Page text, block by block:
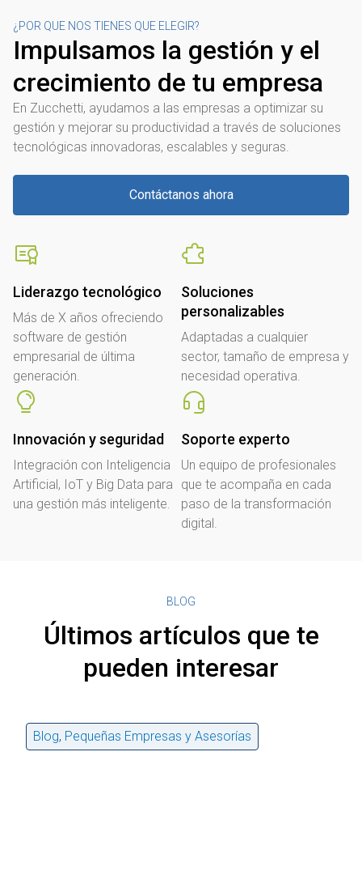
¿POR QUE NOS TIENES QUE ELEGIR?
Impulsamos la gestión y el
crecimiento de tu empresa
En Zucchetti, ayudamos a las empresas a optimizar su
gestión y mejorar su productividad a través de soluciones
tecnológicas innovadoras, escalables y seguras.
Contáctanos ahora
Liderazgo tecnológico
Más de X años ofreciendo
software de gestión
empresarial de última
generación.
Soluciones
personalizables
Adaptadas a cualquier
sector, tamaño de empresa y
necesidad operativa.
Innovación y seguridad
Integración con Inteligencia
Artificial, IoT y Big Data para
una gestión más inteligente.
Soporte experto
Un equipo de profesionales
que te acompaña en cada
paso de la transformación
digital.
BLOG
Últimos artículos que te
pueden interesar
Blog, Pequeñas Empresas y Asesorías